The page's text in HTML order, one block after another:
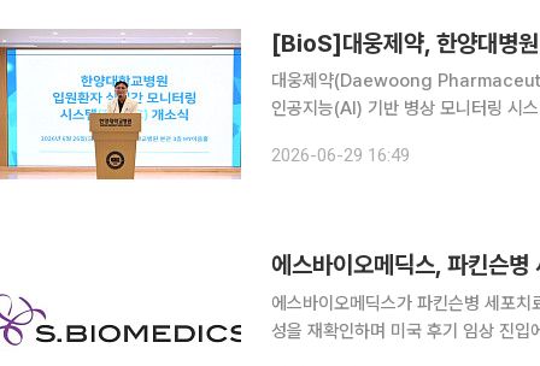
[BioS]대웅제약, 한양대병원
대웅제약(Daewoong
인공지능(AI) 기반 병상 모니터링 시
중증도가 높은 환자가 집중되는 점을
2026-06-29 16:49
에스바이오메딕스가 파킨슨병 세포
성을 재확인하며 미국 후기 임상 진입에 속도를 낸다. 에스바이오메